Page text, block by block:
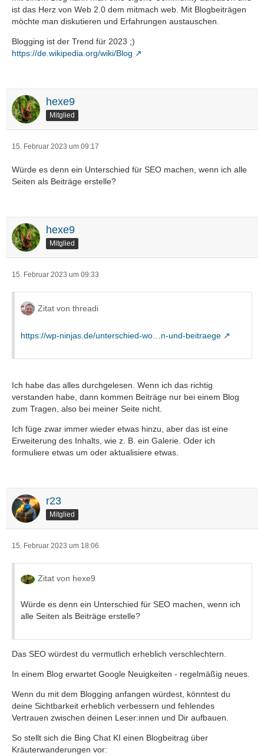
ist das Herz von Web 2.0 dem mitmach web. Mit Blogbeiträgen
möchte man diskutieren und Erfahrungen austauschen.
Blogging ist der Trend für 2023 ;)
https://de.wikipedia.org/wiki/Blog
hexe9
Mitglied
15. Februar 2023 um 09:17
Würde es denn ein Unterschied für SEO machen, wenn ich alle
Seiten als Beiträge erstelle?
hexe9
Mitglied
15. Februar 2023 um 09:33
Zitat von threadi
https://wp-ninjas.de/unterschied-wo…n-und-beitraege
Ich habe das alles durchgelesen. Wenn ich das richtig
verstanden habe, dann kommen Beiträge nur bei einem Blog
zum Tragen, also bei meiner Seite nicht.
Ich füge zwar immer wieder etwas hinzu, aber das ist eine
Erweiterung des Inhalts, wie z. B. ein Galerie. Oder ich
formuliere etwas um oder aktualisiere etwas.
r23
Mitglied
15. Februar 2023 um 18:06
Zitat von hexe9
Würde es denn ein Unterschied für SEO machen, wenn ich
alle Seiten als Beiträge erstelle?
Das SEO würdest du vermutlich erheblich verschlechtern.
In einem Blog erwartet Google Neuigkeiten - regelmäßig neues.
Wenn du mit dem Blogging anfangen würdest, könntest du
deine Sichtbarkeit erheblich verbessern und fehlendes
Vertrauen zwischen deinen Leser:innen und Dir aufbauen.
So stellt sich die Bing Chat KI einen Blogbeitrag über
Kräuterwanderungen vor: